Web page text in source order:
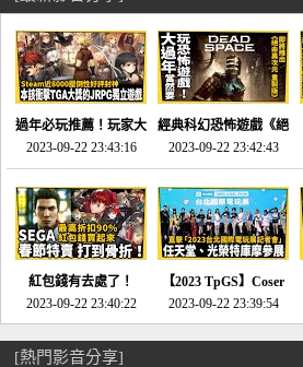
過年必玩推薦！玩家大
推的JRPG神作《神之
天平》介紹！-電玩宅
速配20230126
2023-09-22 23:43:16
經典科幻恐怖遊戲《絕
命異次元 重製版》重
回「石村號」的恐懼體
驗-電玩宅速配
20230125
2023-09-22 23:42:43
紅包錢有去處了！
SEGA春節特賣 超過85
款遊戲打到骨折-電玩
宅速配20230119
2023-09-22 23:40:22
【2023 TpGS】Coser
和Show Girl搶先看！
直擊展前記者會-電玩
2023-09-22 23:39:54
[熱門影音分享]